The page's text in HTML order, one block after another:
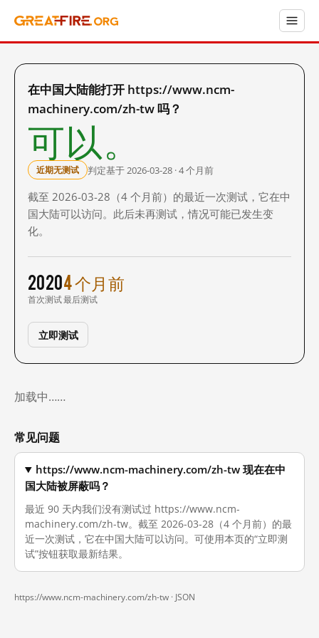
在中国大陆能打开 https://www.ncm-
machinery.com/zh-tw 吗？
可以。
近期无测试 判定基于 2026-03-28 · 4 个月前
截至 2026-03-28（4 个月前）的最近一次测试，它在中
国大陆可以访问。此后未再测试，情况可能已发生变
化。
2020
首次测试
4 个月前
最后测试
立即测试
加载中……
常见问题
https://www.ncm-machinery.com/zh-tw 现在在中
国大陆被屏蔽吗？
最近 90 天内我们没有测试过 https://www.ncm-
machinery.com/zh-tw。截至 2026-03-28（4 个月前）的最
近一次测试，它在中国大陆可以访问。可使用本页的“立即测
试”按钮获取最新结果。
https://www.ncm-machinery.com/zh-tw · JSON